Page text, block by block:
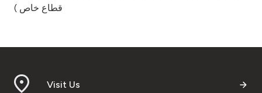
قطاع خاص )
Visit Us